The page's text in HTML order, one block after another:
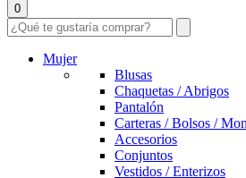
0
Mujer
Blusas
Chaquetas / Abrigos
Pantalón
Carteras / Bolsos /
Accesorios
Conjuntos
Vestidos / Enterizos